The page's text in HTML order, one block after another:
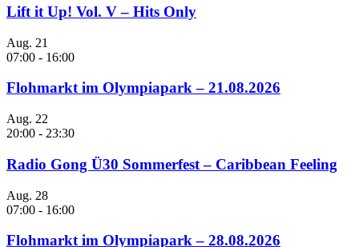
Lift it Up! Vol. V – Hits Only
Aug. 21
07:00 - 16:00
Flohmarkt im Olympiapark – 21.08.2026
Aug. 22
20:00 - 23:30
Radio Gong Ü30 Sommerfest – Caribbean Feeling
Aug. 28
07:00 - 16:00
Flohmarkt im Olympiapark – 28.08.2026